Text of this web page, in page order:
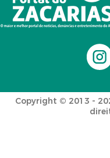
Copyright © 2013 -